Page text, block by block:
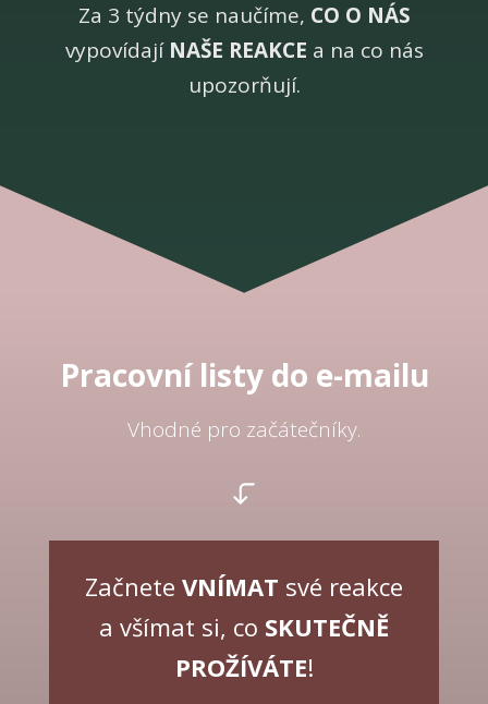
Za 3 týdny se naučíme, CO O NÁS
vypovídají NAŠE REAKCE a na co nás
upozorňují.
Pracovní listy do e-mailu
Vhodné pro začátečníky.
Začnete VNÍMAT své reakce
a všímat si, co SKUTEČNĚ
PROŽÍVÁTE!